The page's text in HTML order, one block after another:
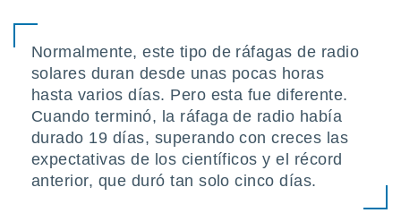
Normalmente, este tipo de ráfagas de radio
solares duran desde unas pocas horas
hasta varios días. Pero esta fue diferente.
Cuando terminó, la ráfaga de radio había
durado 19 días, superando con creces las
expectativas de los científicos y el récord
anterior, que duró tan solo cinco días.